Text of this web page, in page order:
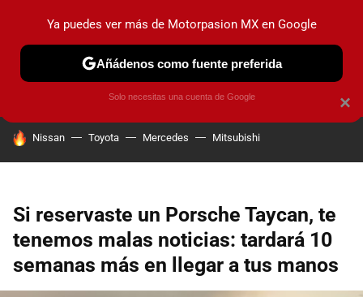
PRUEBAS INDUSTRIA HOY NO CIRCULA
HOY SE HABLA DE
Nissan Toyota Mercedes Mitsubishi
Si reservaste un Porsche Taycan, te
tenemos malas noticias: tardará 10
semanas más en llegar a tus manos
×
Ya puedes ver más de Motorpasion MX en Google
Añádenos como fuente preferida
Solo necesitas una cuenta de Google